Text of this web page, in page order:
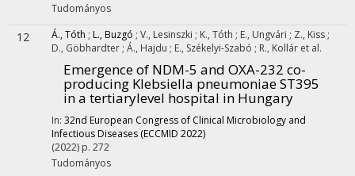
Tudományos
12 Á., Tóth ; L., Buzgó ; V., Lesinszki ; K., Tóth ; E., Ungvári ; Z., Kiss ;
D., Göbhardter ; Á., Hajdu ; E., Székelyi-Szabó ; R., Kollár et al.
Emergence of NDM-5 and OXA-232 co-
producing Klebsiella pneumoniae ST395
in a tertiarylevel hospital in Hungary
In: 32nd European Congress of Clinical Microbiology and
Infectious Diseases (ECCMID 2022)
(2022) p. 272
Tudományos